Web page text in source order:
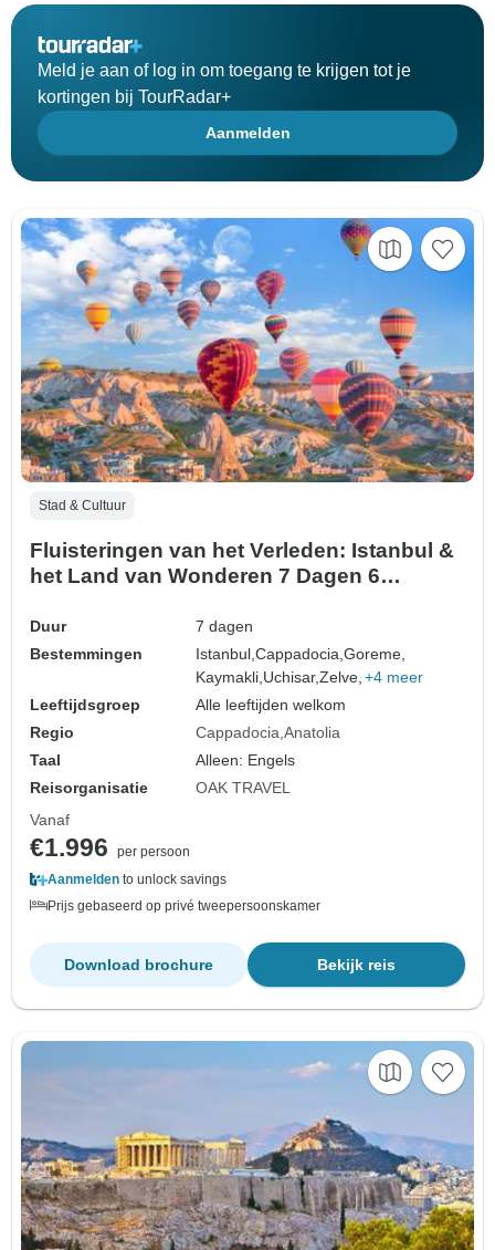
Meld je aan of log in om toegang te krijgen tot je
kortingen bij TourRadar+
Aanmelden
Stad & Cultuur
Fluisteringen van het Verleden: Istanbul &
het Land van Wonderen 7 Dagen 6
Duur
7 dagen
Bestemmingen
Istanbul,Cappadocia,Goreme,
Kaymakli,Uchisar,Zelve, +4 meer
Leeftijdsgroep
Alle leeftijden welkom
Regio
Cappadocia Anatolia
Taal
Alleen: Engels
Reisorganisatie
OAK TRAVEL
Vanaf
€1.996
per persoon
Aanmelden to unlock savings
Prijs gebaseerd op privé tweepersoonskamer
Bekijk reis
Download brochure